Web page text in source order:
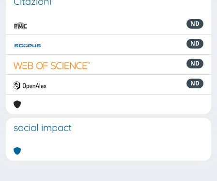
ND
ND
ND
ND
social impact